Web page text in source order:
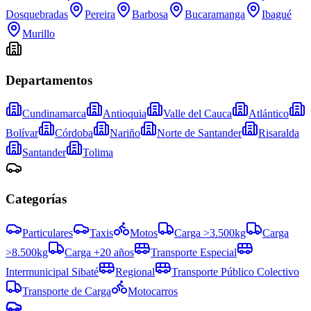
Dosquebradas
Pereira Barbosa Bucaramanga
Ibagué
Murillo
Departamentos
Cundinamarca Antioquia Valle del Cauca
Atlántico
Bolívar
Córdoba Nariño Norte de Santander
Risaralda
Santander
Tolima
Categorías
Particulares Taxis Motos Carga >3.500kg
Carga
>8.500kg
Carga +20 años
Transporte Especial
Intermunicipal Sibaté
Regional
Transporte Público Colectivo
Transporte de Carga
Motocarros